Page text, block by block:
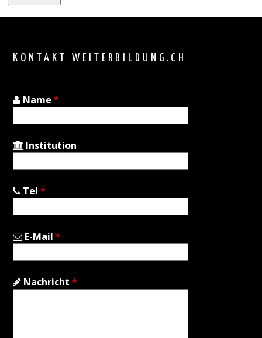
KONTAKT WEITERBILDUNG.CH
Name*
Institution
Tel*
E-Mail*
Nachricht*